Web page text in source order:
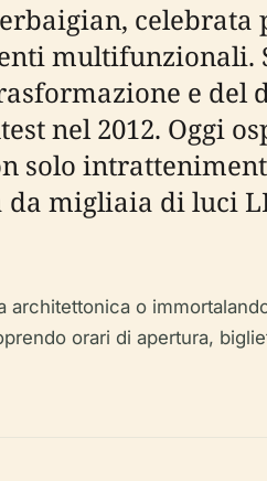
multifunzionali.
e
nel 2012. Oggi
solo
migliaia di luci
o
orari di apertura,